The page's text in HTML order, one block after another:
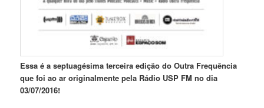
Essa é a septuagésima terceira edição do Outra Frequência
que foi ao ar originalmente pela Rádio USP FM no dia
03/07/2016!